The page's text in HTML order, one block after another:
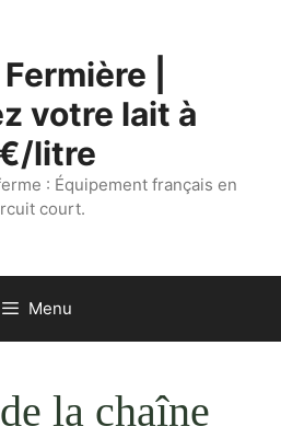
|
votre lait à
litre
: Équipement français en
court.
Menu
la chaîne